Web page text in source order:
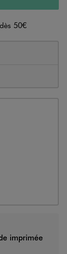
dès 50€
imprimée